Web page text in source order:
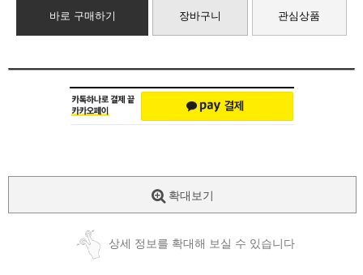
바로 구매하기 장바구니 관심상품
확대보기
상세 정보를 확대해 보실 수 있습니다